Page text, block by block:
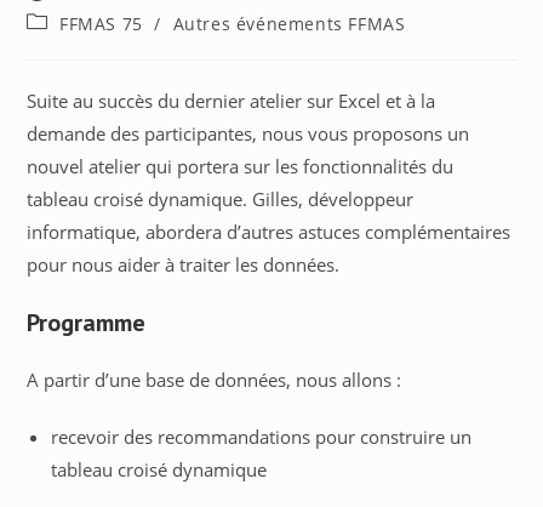
autre
fenêtre fenêtre
autre
fenêtre
publiée :
PostFFMAS 75 / Autres événements FFMAS
Suite au succès du dernier atelier sur Excel et à la
demande des participantes, nous vous proposons un
nouvel atelier qui portera sur les fonctionnalités du
tableau croisé dynamique. Gilles, développeur
informatique, abordera d’autres astuces complémentaires
pour nous aider à traiter les données.
Programme
A partir d’une base de données, nous allons :
recevoir des recommandations pour construire un
tableau croisé dynamique